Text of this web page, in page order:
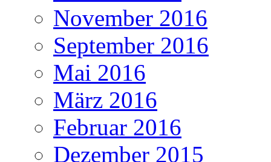
November 2016
September 2016
Mai 2016
März 2016
Februar 2016
Dezember 2015